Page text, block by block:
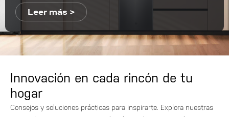
Leer más >
Innovación en cada rincón de tu
hogar
Consejos y soluciones prácticas para inspirarte. Explora nuestras